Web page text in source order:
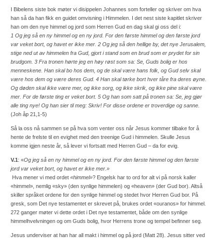
I Bibelens siste bok møter vi disippelen Johannes som forteller og skriver om hva
han så da han fikk en guidet omvisning i Himmelen. I det nest siste kapitlet skriver
han om den nye himmel og jord som Herren Gud en dag skal gi oss del i:
1 Og jeg så en ny himmel og en ny jord. For den første himmel og den første jord
var veket bort, og havet er ikke mer. 2 Og jeg så den hellige by, det nye Jerusalem,
stige ned ut av himmelen fra Gud, gjort i stand som en brud som er prydet for sin
brudgom. 3 Fra tronen hørte jeg en høy røst som sa: Se, Guds bolig er hos
menneskene. Han skal bo hos dem, og de skal være hans folk, og Gud selv skal
være hos dem og være deres Gud. 4 Han skal tørke bort hver tåre fra deres øyne.
Og døden skal ikke være mer, og ikke sorg, og ikke skrik, og ikke pine skal være
mer. For de første ting er veket bort. 5 Og han som satt på tronen sa: Se, jeg gjør
alle ting nye! Og han sier til meg: Skriv! For disse ordene er troverdige og sanne.
(Joh åp 21,1-5)
Så la oss nå sammen se på hva som venter oss når Jesus kommer tilbake for å
hente de frelste til en evighet med den treenige Gud i himmelen. Skulle Jesus
komme igjen neste år, så lever vi fortsatt med Herren Gud – da for evig.
V.1: «Og jeg så en ny himmel og en ny jord. For den første himmel og den første
jord var veket bort, og havet er ikke mer.»
Hva mener vi med ordet «himmel»? Engelsk har to ord for alt vi på norsk kaller
«himmel», nemlig «sky» (den synlige himmelen) og «heaven» (der Gud bor). Altså
skiller språket ordene for den synlige himmel og stedet hvor Herren Gud bor. På
gresk, som Det nye testamentet er skrevet på, brukes ordet «ouranos» for himmel.
272 ganger møter vi dette ordet i Det nye testamentet, både om den synlige
himmelhvelvningen og om Guds bolig, hvor Herrens trone og tempel befinner seg.
Jesus underviser at han har all makt i himmel og på jord (Matt 28). Jesus sitter ved